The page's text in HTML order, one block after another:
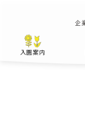
入園案内